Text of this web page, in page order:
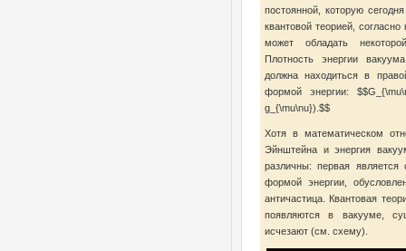
постоянной, которую
квантовой теорией,
может обладать
Плотность энергии
должна находиться в
формой энергии:
g_{\mu\nu}).$$
Хотя в математическом
Эйнштейна и энергия
различны: первая является
формой энергии,
античастица. Квантовая
появляются в вакууме,
исчезают (см. схему).